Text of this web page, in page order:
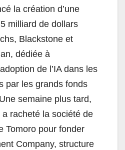
la création d’une
milliard de dollars
Blackstone et
dédiée à
de l’IA dans les
par les grands fonds
semaine plus tard,
a racheté la société de
Tomoro pour fonder
Company, structure